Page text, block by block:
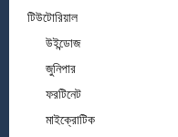
টিউটোরিয়াল
উইন্ডোজ
জুনিপার
ফরটিনেট
মাইক্রোটিক